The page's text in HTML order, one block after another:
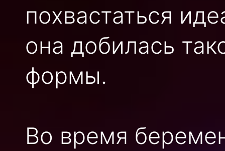
похвастаться
она добилась
формы.
Во время